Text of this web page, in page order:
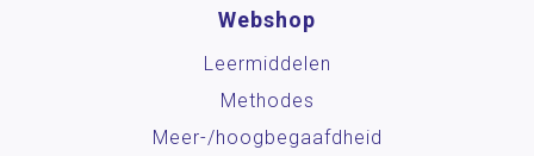
Webshop
Leermiddelen
Methodes
Meer-/hoog­begaafdheid